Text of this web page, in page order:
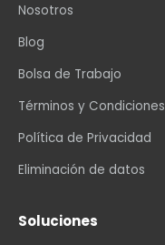
Nosotros
Blog
Bolsa de Trabajo
Términos y Condiciones
Política de Privacidad
Eliminación de datos
Soluciones